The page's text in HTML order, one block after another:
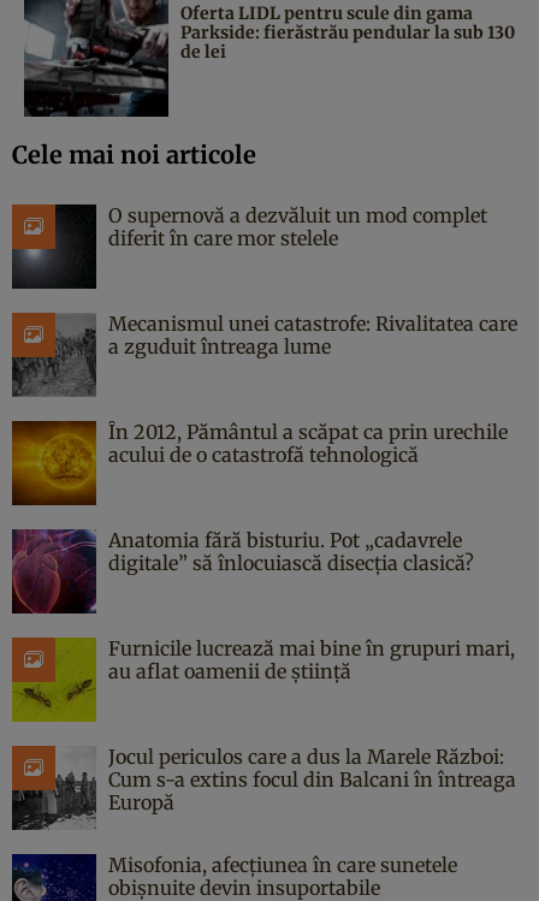
Oferta LIDL pentru scule din gama
Parkside: fierăstrău pendular la sub 130
de lei
Cele mai noi articole
O supernovă a dezvăluit un mod complet
diferit în care mor stelele
Mecanismul unei catastrofe: Rivalitatea care
a zguduit întreaga lume
În 2012, Pământul a scăpat ca prin urechile
acului de o catastrofă tehnologică
Anatomia fără bisturiu. Pot „cadavrele
digitale” să înlocuiască disecția clasică?
Furnicile lucrează mai bine în grupuri mari,
au aflat oamenii de știință
Jocul periculos care a dus la Marele Război:
Cum s-a extins focul din Balcani în întreaga
Europă
Misofonia, afecțiunea în care sunetele
obișnuite devin insuportabile